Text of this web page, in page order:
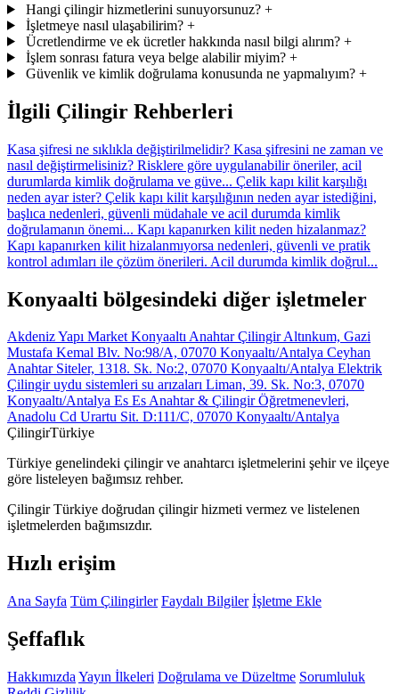
Hangi çilingir hizmetlerini sunuyorsunuz? +
İşletmeye nasıl ulaşabilirim? +
Ücretlendirme ve ek ücretler hakkında nasıl bilgi alırım? +
İşlem sonrası fatura veya belge alabilir miyim? +
Güvenlik ve kimlik doğrulama konusunda ne yapmalıyım? +
İlgili Çilingir Rehberleri
Kasa şifresi ne sıklıkla değiştirilmelidir? Kasa şifresini ne zaman ve
nasıl değiştirmelisiniz? Risklere göre uygulanabilir öneriler, acil
durumlarda kimlik doğrulama ve güve... Çelik kapı kilit karşılığı
neden ayar ister? Çelik kapı kilit karşılığının neden ayar istediğini,
başlıca nedenleri, güvenli müdahale ve acil durumda kimlik
doğrulamanın önemi... Kapı kapanırken kilit neden hizalanmaz?
Kapı kapanırken kilit hizalanmıyorsa nedenleri, güvenli ve pratik
kontrol adımları ile çözüm önerileri. Acil durumda kimlik doğrul...
Konyaalti bölgesindeki diğer işletmeler
Akdeniz Yapı Market Konyaaltı Anahtar ÇilingirAltınkum, Gazi
Mustafa Kemal Blv. No:98/A, 07070 Konyaaltı/Antalya Ceyhan
Anahtar Siteler, 1318. Sk. No:2, 07070 Konyaaltı/Antalya Elektrik
Çilingir uydu sistemleri su arızaları Liman, 39. Sk. No:3, 07070
Konyaaltı/Antalya Es Es Anahtar & Çilingir Öğretmenevleri,
Anadolu Cd Urartu Sit. D:111/C, 07070 Konyaaltı/Antalya
ÇilingirTürkiye
Türkiye genelindeki çilingir ve anahtarcı işletmelerini şehir ve ilçeye
göre listeleyen bağımsız rehber.
Çilingir Türkiye doğrudan çilingir hizmeti vermez ve listelenen
işletmelerden bağımsızdır.
Hızlı erişim
Ana Sayfa Tüm Çilingirler Faydalı Bilgiler İşletme Ekle
Şeffaflık
Hakkımızda Yayın İlkeleri Doğrulama ve Düzeltme Sorumluluk